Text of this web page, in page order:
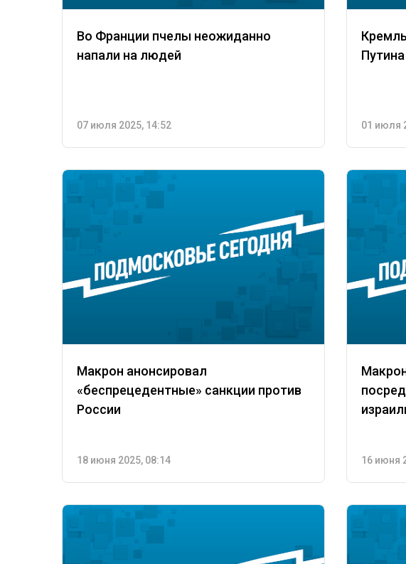
Во Франции пчелы неожиданно
напали на людей
07 июля 2025, 14:52 01 июля
Макрон анонсировал
«беспрецедентные» санкции против
России
18 июня 2025, 08:14 16 июня